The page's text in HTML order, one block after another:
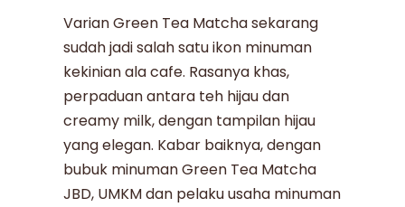
Varian Green Tea Matcha sekarang
sudah jadi salah satu ikon minuman
kekinian ala cafe. Rasanya khas,
perpaduan antara teh hijau dan
creamy milk, dengan tampilan hijau
yang elegan. Kabar baiknya, dengan
bubuk minuman Green Tea Matcha
JBD, UMKM dan pelaku usaha minuman